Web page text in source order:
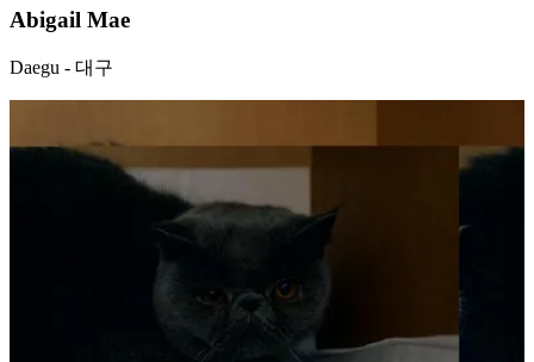
Abigail Mae
Daegu - 대구